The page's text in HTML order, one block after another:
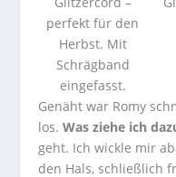
perfekt für den
Herbst. Mit
Schrägband
eingefasst.
Genäht war Romy
los.Was ziehe ich
geht. Ich wickle mir
den Hals, schließlich